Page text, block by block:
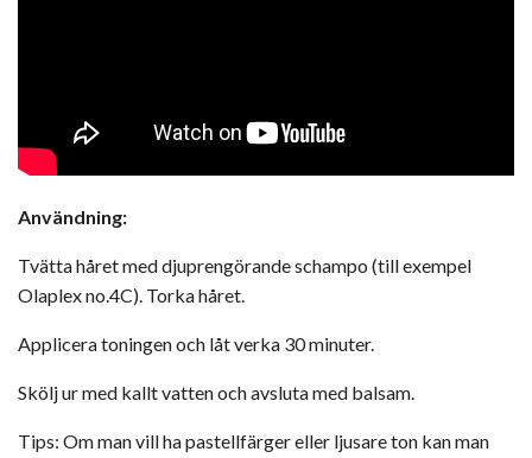
Användning:
Tvätta håret med djuprengörande schampo (till exempel
Olaplex no.4C). Torka håret.
Applicera toningen och låt verka 30 minuter.
Skölj ur med kallt vatten och avsluta med balsam.
Tips: Om man vill ha pastellfärger eller ljusare ton kan man